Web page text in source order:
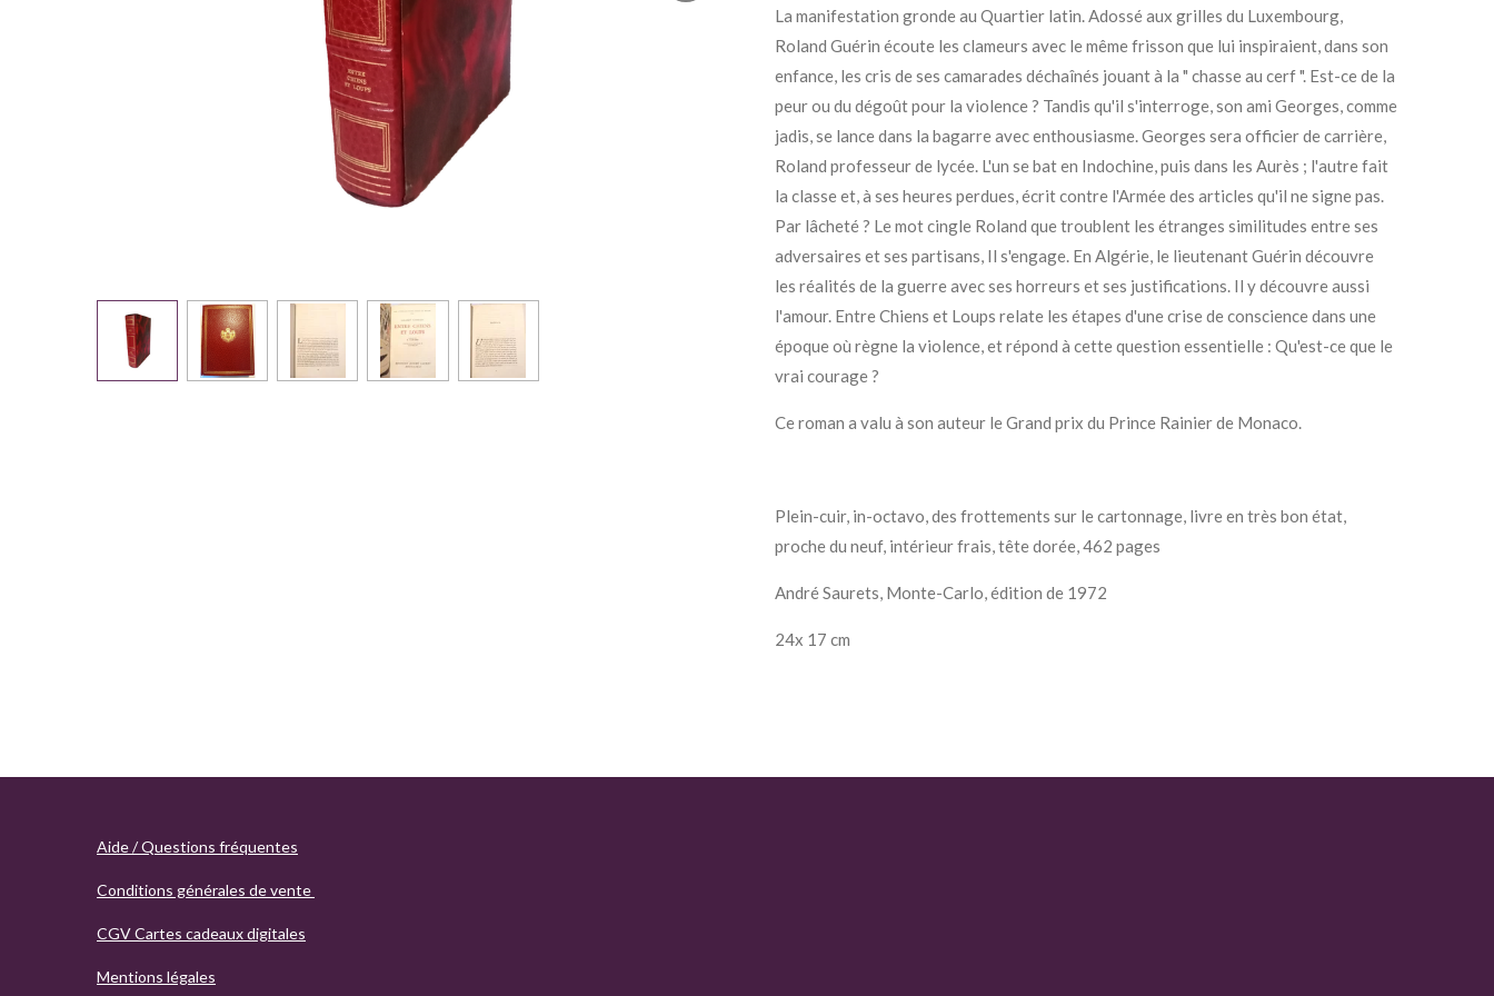
La manifestation gronde au Quartier latin. Adossé aux grilles du Luxembourg,
Roland Guérin écoute les clameurs avec le même frisson que lui inspiraient, dans son
enfance, les cris de ses camarades déchaînés jouant à la " chasse au cerf ". Est-ce de la
peur ou du dégoût pour la violence ? Tandis qu'il s'interroge, son ami Georges, comme
jadis, se lance dans la bagarre avec enthousiasme. Georges sera officier de carrière,
Roland professeur de lycée. L'un se bat en Indochine, puis dans les Aurès ; l'autre fait
la classe et, à ses heures perdues, écrit contre l'Armée des articles qu'il ne signe pas.
Par lâcheté ? Le mot cingle Roland que troublent les étranges similitudes entre ses
adversaires et ses partisans, Il s'engage. En Algérie, le lieutenant Guérin découvre
les réalités de la guerre avec ses horreurs et ses justifications. Il y découvre aussi
l'amour. Entre Chiens et Loups relate les étapes d'une crise de conscience dans une
époque où règne la violence, et répond à cette question essentielle : Qu'est-ce que le
vrai courage ?
Ce roman a valu à son auteur le Grand prix du Prince Rainier de Monaco.
Plein-cuir, in-octavo, des frottements sur le cartonnage, livre en très bon état,
proche du neuf, intérieur frais, tête dorée, 462 pages
André Saurets, Monte-Carlo, édition de 1972
24x 17 cm
Aide / Questions fréquentes
Conditions générales de vente
CGV Cartes cadeaux digitales
Mentions légales